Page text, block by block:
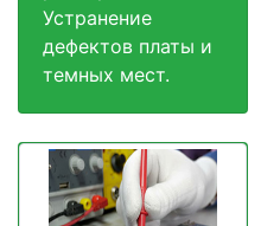
Устранение
дефектов платы и
темных мест.